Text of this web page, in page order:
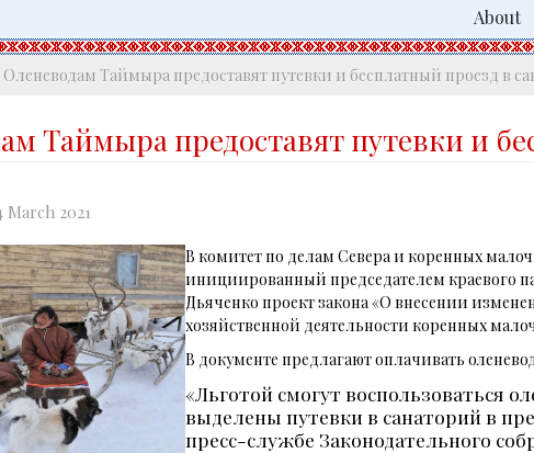
About
Оленеводам Таймыра предоставят путевки и бесплатный проезд в
Таймыра предоставят путевки и
2021
В комитет по делам Севера и коренных
инициированный председателем краевого
Дьяченко проект закона «О внесении
хозяйственной деятельности коренных
В документе предлагают оплачивать
«Льготой смогут воспользоваться
выделены путевки в санаторий в
пресс-службе Законодательного